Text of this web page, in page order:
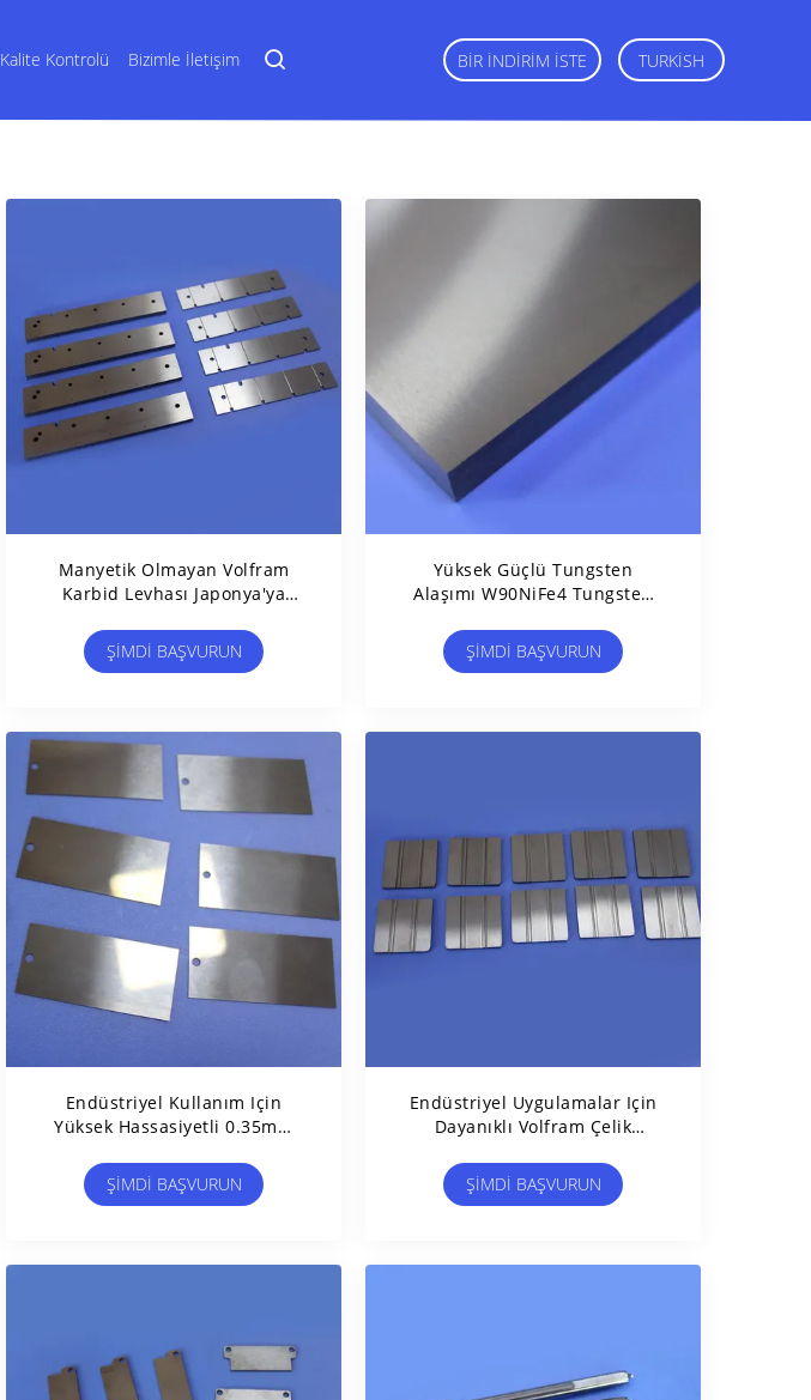
Kalite Kontrolü Bizimle İletişim BIR İNDIRIM İSTE TURKISH
Manyetik Olmayan Volfram
Karbid Levhası Japonya'ya
Levhalar
ŞIMDI BAŞVURUN
Yüksek Güçlü Tungsten
Alaşımı W90NiFe4 Tungsten
ŞIMDI BAŞVURUN
Endüstriyel Kullanım Için
Yüksek Hassasiyetli 0.35mm
ŞIMDI BAŞVURUN
Endüstriyel Uygulamalar Için
Dayanıklı Volfram Çelik
ŞIMDI BAŞVURUN